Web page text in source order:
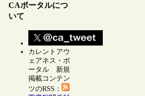
CAポータルにつ
いて
カレントアウ
ェアネス・ポ
ータル 新規
掲載コンテン
ツのRSS：